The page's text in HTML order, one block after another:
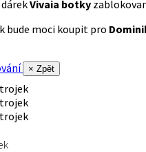
Vivaia botky
bude moci koupit pro
× Zpět